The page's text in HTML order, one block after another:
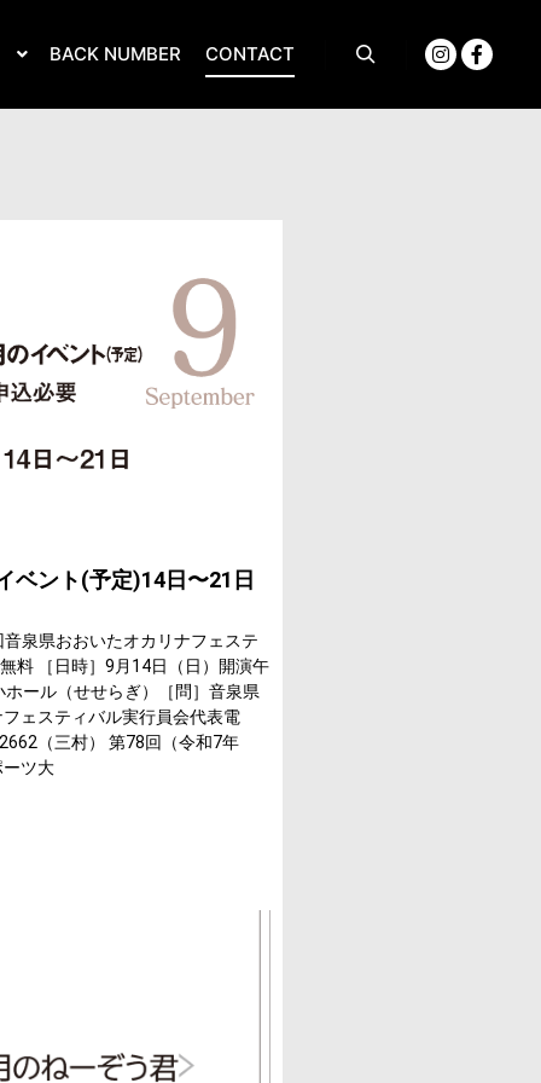
BACK NUMBER CONTACT
ベント(予定)14日〜21日
泉県おおいたオカリナフェステ
料 ［日時］9月14日（日）開演午
ール（せせらぎ）［問］音泉県
ェスティバル実行員会代表電
（三村） 第78回（令和7年
ツ大